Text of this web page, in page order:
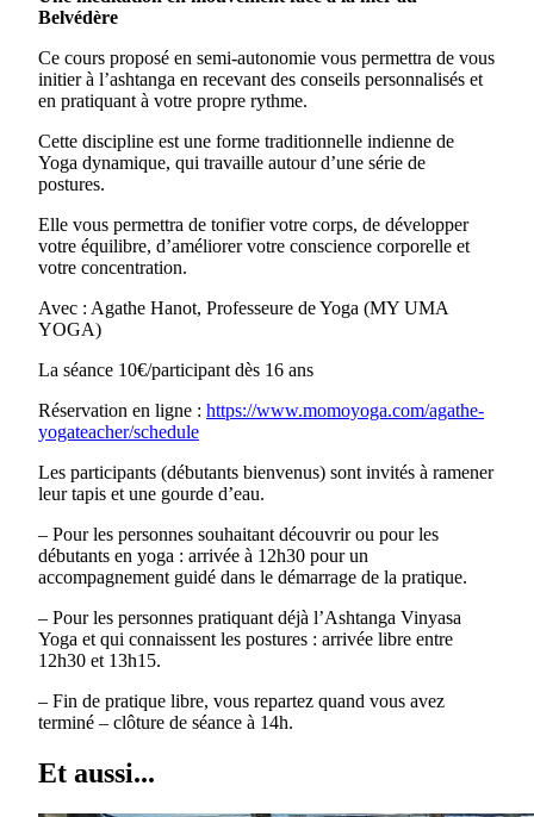
Belvédère
Ce cours proposé en semi-autonomie vous permettra de vous
initier à l’ashtanga en recevant des conseils personnalisés et
en pratiquant à votre propre rythme.
Cette discipline est une forme traditionnelle indienne de
Yoga dynamique, qui travaille autour d’une série de
postures.
Elle vous permettra de tonifier votre corps, de développer
votre équilibre, d’améliorer votre conscience corporelle et
votre concentration.
Avec : Agathe Hanot, Professeure de Yoga (MY UMA
YOGA)
La séance 10€/participant dès 16 ans
Réservation en ligne : https://www.momoyoga.com/agathe-
yogateacher/schedule
Les participants (débutants bienvenus) sont invités à ramener
leur tapis et une gourde d’eau.
– Pour les personnes souhaitant découvrir ou pour les
débutants en yoga : arrivée à 12h30 pour un
accompagnement guidé dans le démarrage de la pratique.
– Pour les personnes pratiquant déjà l’Ashtanga Vinyasa
Yoga et qui connaissent les postures : arrivée libre entre
12h30 et 13h15.
– Fin de pratique libre, vous repartez quand vous avez
terminé – clôture de séance à 14h.
Et aussi...